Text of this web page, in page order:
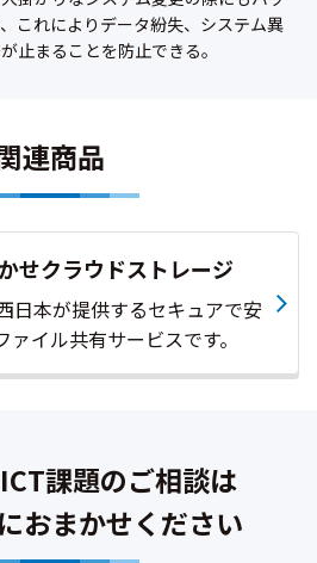
これによりデータ紛失、システム異
止まることを防止できる。
連商品
せクラウドストレージ
日本が提供するセキュアで安
ァイル共有サービスです。
課題のご相談は
おまかせください